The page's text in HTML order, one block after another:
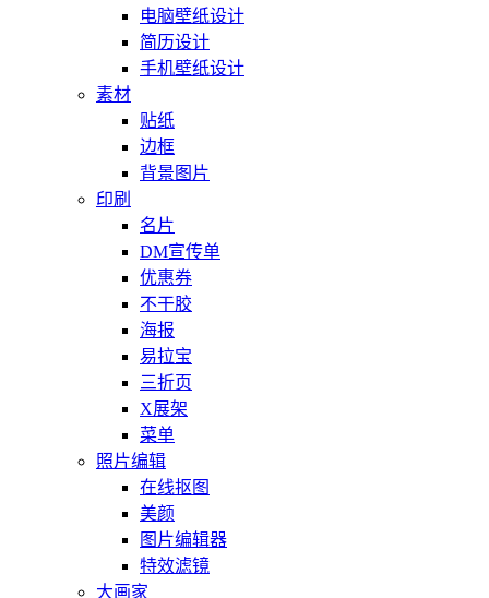
电脑壁纸设计
简历设计
手机壁纸设计
素材
贴纸
边框
背景图片
印刷
名片
DM宣传单
优惠券
不干胶
海报
易拉宝
三折页
X展架
菜单
照片编辑
在线抠图
美颜
图片编辑器
特效滤镜
大画家